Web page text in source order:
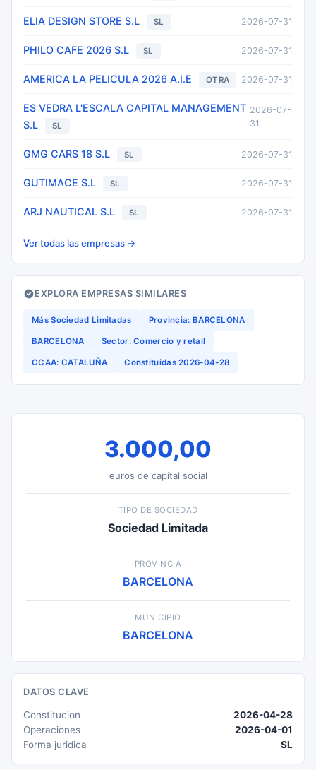
ELIA DESIGN STORE S.L SL 2026-07-31
PHILO CAFE 2026 S.L SL 2026-07-31
AMERICA LA PELICULA 2026 A.I.E OTRA 2026-07-31
ES VEDRA L'ESCALA CAPITAL MANAGEMENT
S.L
SL
2026-07-
31
GMG CARS 18 S.L SL 2026-07-31
GUTIMACE S.L SL 2026-07-31
ARJ NAUTICAL S.L SL 2026-07-31
Ver todas las empresas →
EXPLORA EMPRESAS SIMILARES
Más Sociedad Limitadas Provincia: BARCELONA
BARCELONA Sector: Comercio y retail
CCAA: CATALUÑA Constituidas 2026-04-28
3.000,00
euros de capital social
TIPO DE SOCIEDAD
Sociedad Limitada
PROVINCIA
BARCELONA
MUNICIPIO
BARCELONA
DATOS CLAVE
Constitucion
2026-04-28
Operaciones
2026-04-01
Forma juridica
SL